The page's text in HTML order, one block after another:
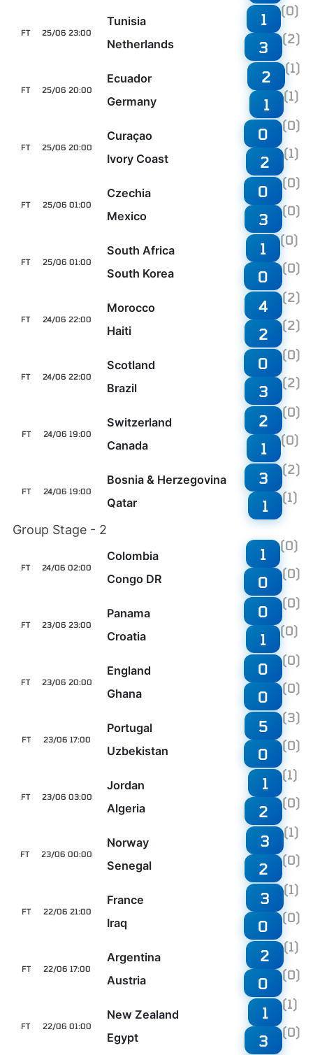
25/06 23:00
FT
Tunisia
Netherlands
1 (0)
3 (2)
25/06 20:00
FT
Ecuador
Germany
2 (1)
1 (1)
25/06 20:00
FT
Curaçao
Ivory Coast
0 (0)
2 (1)
25/06 01:00
FT
Czechia
Mexico
0 (0)
3 (0)
25/06 01:00
FT
South Africa
South Korea
1 (0)
0 (0)
24/06 22:00
FT
Morocco
Haiti
4 (2)
2 (2)
24/06 22:00
FT
Scotland
Brazil
0 (0)
3 (2)
24/06 19:00
FT
Switzerland
Canada
2 (0)
1 (0)
24/06 19:00
FT
Bosnia & Herzegovina
Qatar
3 (2)
1 (1)
Group Stage - 2
24/06 02:00
FT
Colombia
Congo DR
1 (0)
0 (0)
23/06 23:00
FT
Panama
Croatia
0 (0)
1 (0)
23/06 20:00
FT
England
Ghana
0 (0)
0 (0)
23/06 17:00
FT
Portugal
Uzbekistan
5 (3)
0 (0)
23/06 03:00
FT
Jordan
Algeria
1 (1)
2 (0)
23/06 00:00
FT
Norway
Senegal
3 (1)
2 (0)
22/06 21:00
FT
France
Iraq
3 (1)
0 (0)
22/06 17:00
FT
Argentina
Austria
2 (1)
0 (0)
22/06 01:00
FT
New Zealand
Egypt
1 (1)
3
(0)